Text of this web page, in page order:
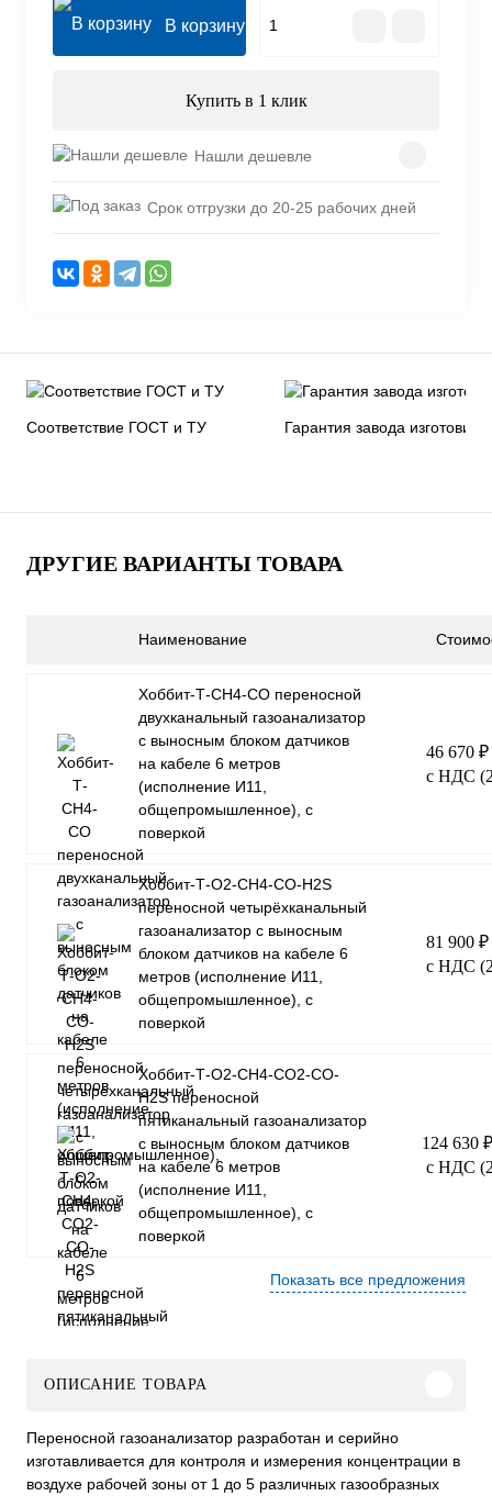
В корзину
Купить в 1 клик
Нашли дешевле
Срок отгрузки до 20-25 рабочих дней
Соответствие ГОСТ и ТУ Гарантия завода
ДРУГИЕ ВАРИАНТЫ ТОВАРА
Наименование
Хоббит-Т-СН4-СO переносной
двухканальный газоанализатор
с выносным блоком датчиков
на кабеле 6 метров
(исполнение И11,
общепромышленное), с
поверкой
46 670 ₽
с НДС
Хоббит-Т-О2-СН4-СО-Н2S
переносной четырёхканальный
газоанализатор с выносным
блоком датчиков на кабеле 6
метров (исполнение И11,
общепромышленное), с
поверкой
81 900 ₽
с НДС
Хоббит-Т-О2-СН4-СО2-СО-
Н2S переносной
пятиканальный газоанализатор
с выносным блоком датчиков
на кабеле 6 метров
(исполнение И11,
общепромышленное), с
поверкой
124 630
с НДС
Показать все предложения
ОПИСАНИЕ ТОВАРА
Переносной газоанализатор разработан и серийно
изготавливается для контроля и измерения концентрации в
воздухе рабочей зоны от 1 до 5 различных газообразных